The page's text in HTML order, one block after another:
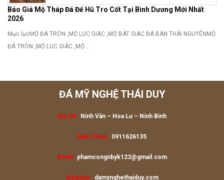
Báo Giá Mộ Tháp Đá Để Hũ Tro Cốt Tại Bình Dương Mới Nhất
2026
Mục lụcMỘ ĐÁ TRÒN ,MỘ LUC GIÁC ,MỘ BÁT GIÁC ĐÁ BÁN THÁI NGUYÊNMỘ
ĐÁ TRÒN ,MỘ LUC GIÁC ,MỘ ...
ĐÁ MỸ NGHỆ THÁI DUY
Địa chỉ : Ninh Vân – Hoa Lư – Ninh Bình
Điện Thoại : 0911626135
Email :phamcongnbyk123@gmail.com
Website :damynghethaiduy.com